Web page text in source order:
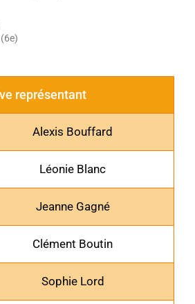
représentant
Alexis Bouffard
Léonie Blanc
Jeanne Gagné
Clément Boutin
Sophie Lord